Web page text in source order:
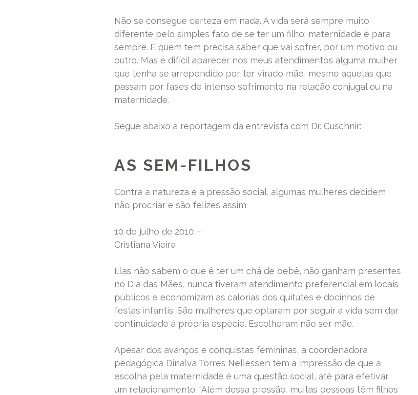
Não se consegue certeza em nada. A vida será sempre muito
diferente pelo simples fato de se ter um filho: maternidade é para
sempre. E quem tem precisa saber que vai sofrer, por um motivo ou
outro. Mas é difícil aparecer nos meus atendimentos alguma mulher
que tenha se arrependido por ter virado mãe, mesmo aquelas que
passam por fases de intenso sofrimento na relação conjugal ou na
maternidade.
Segue abaixo a reportagem da entrevista com Dr. Cuschnir:
AS SEM-FILHOS
Contra a natureza e a pressão social, algumas mulheres decidem
não procriar e são felizes assim
10 de julho de 2010 –
Cristiana Vieira
Elas não sabem o que é ter um chá de bebê, não ganham presentes
no Dia das Mães, nunca tiveram atendimento preferencial em locais
públicos e economizam as calorias dos quitutes e docinhos de
festas infantis. São mulheres que optaram por seguir a vida sem dar
continuidade à própria espécie. Escolheram não ser mãe.
Apesar dos avanços e conquistas femininas, a coordenadora
pedagógica Dinalva Torres Nellessen tem a impressão de que a
escolha pela maternidade é uma questão social, até para efetivar
um relacionamento. “Além dessa pressão, muitas pessoas têm filhos